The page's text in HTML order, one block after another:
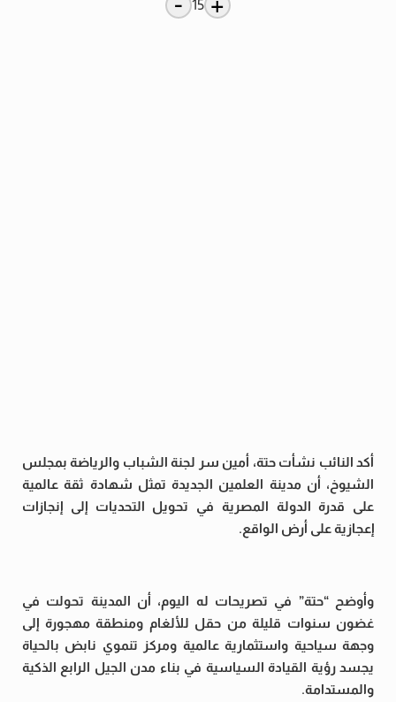
15
أكد النائب نشأت حتة، أمين سر لجنة الشباب والرياضة بمجلس
الشيوخ، أن مدينة العلمين الجديدة تمثل شهادة ثقة عالمية
على قدرة الدولة المصرية في تحويل التحديات إلى إنجازات
إعجازية على أرض الواقع.
وأوضح “حتة” في تصريحات له اليوم، أن المدينة تحولت في
غضون سنوات قليلة من حقل للألغام ومنطقة مهجورة إلى
وجهة سياحية واستثمارية عالمية ومركز تنموي نابض بالحياة
يجسد رؤية القيادة السياسية في بناء مدن الجيل الرابع الذكية
والمستدامة.